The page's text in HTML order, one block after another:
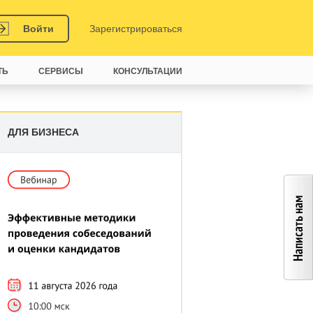
Войти Зарегистрироваться
ДЛЯ БИЗНЕСА
СЕРВИСЫ КОНСУЛЬТАЦИИ